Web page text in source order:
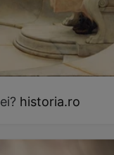
historia.ro